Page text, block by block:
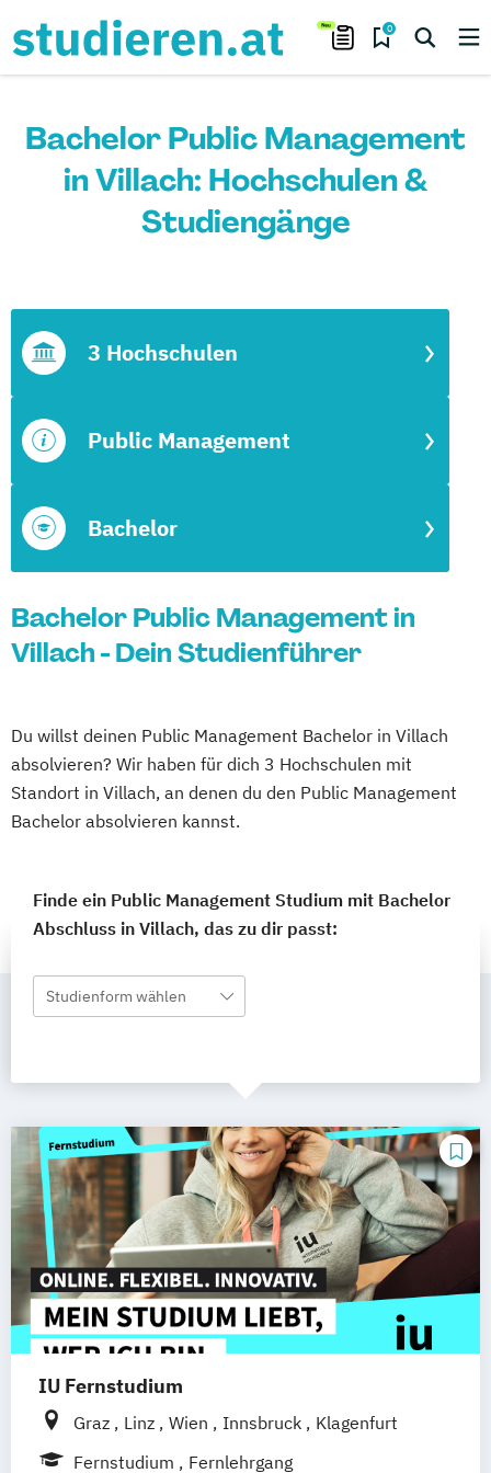
0
Bachelor Public Management
in Villach: Hochschulen &
Studiengänge
Bachelor
Public Management
3 Hochschulen
Bachelor Public Management in
Villach - Dein Studienführer
Du willst deinen Public Management Bachelor in Villach
absolvieren? Wir haben für dich 3 Hochschulen mit
Standort in Villach, an denen du den Public Management
Bachelor absolvieren kannst.
Finde ein Public Management Studium mit Bachelor
Abschluss in Villach, das zu dir passt:
Studienform wählen
IU Fernstudium
Graz Linz Wien Innsbruck
Klagenfurt
Fernstudium
Fernlehrgang